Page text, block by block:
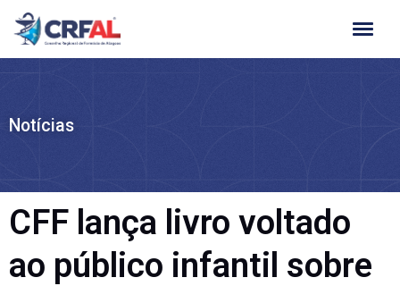
Ir
para
Notícias
CFF lança livro voltado
ao público infantil sobre